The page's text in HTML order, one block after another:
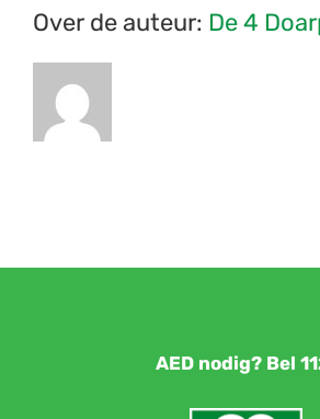
Over de auteur: De 4
AED nodig? Bel